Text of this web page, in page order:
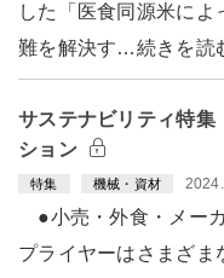
した「医食同源米によ
難を解決す…続きを読
サステナビリティ特集
ション
特集 機械・資材
●小売・外食・メー
プライヤーはさまざま